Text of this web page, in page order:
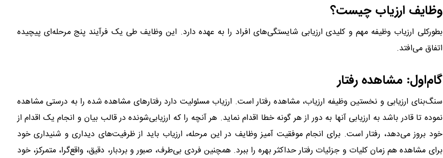
وظایف ارزیاب چیست؟
بطور‌کلی ارزیاب وظیفه مهم و کلیدی ارزیابی شایستگی‌های افراد را به عهده دارد. این وظایف طی یک فرآیند پنج مرحله‌ای پیچیده
اتفاق می‌افتد.
گام‌اول: مشاهده رفتار
سنگ‌بنای ارزیابی و نخستین وظیفه ارزیاب، مشاهده رفتار است. ارزیاب مسئولیت دارد رفتارهای مشاهده شده را به درستی مشاهده
نموده تا قادر باشد به ارزیابی آنها به دور از هر گونه خطا اقدام نماید. هر آنچه را که ارزیابی‌شونده در قالب بیان و انجام یک اقدام از
خود بروز می‌دهد، رفتار است. برای انجام موفقیت آمیز وظایف در این مرحله، ارزیاب باید از ظرفیت‌های دیداری و شنیداری خود
برای مشاهده هم زمان کلیات و جزئیات رفتار حداکثر بهره را ببرد. همچنین فردی بی‌طرف، صبور و بردبار، دقیق، واقع‌گرا، متمرکز، خود